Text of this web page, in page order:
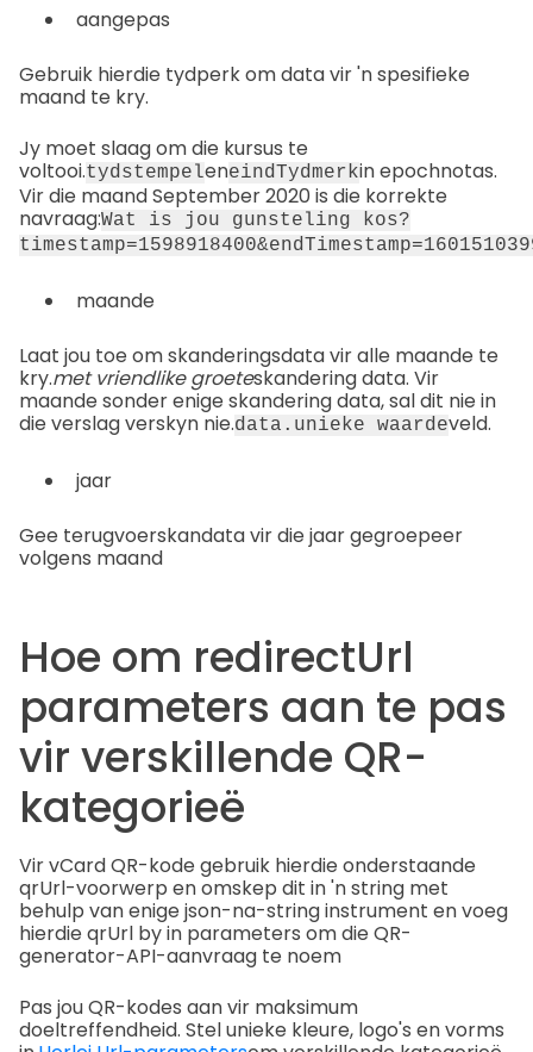
aangepas
Gebruik hierdie tydperk om data vir 'n spesifieke
maand te kry.
Jy moet slaag om die kursus te
voltooi.tydstempeleneindTydmerkin epochnotas.
Vir die maand September 2020 is die korrekte
navraag:Wat is jou gunsteling kos?
maande
Laat jou toe om skanderingsdata vir alle maande te
kry.met vriendlike groeteskandering data. Vir
maande sonder enige skandering data, sal dit nie in
die verslag verskyn nie.data.unieke waardeveld.
jaar
Gee terugvoerskandata vir die jaar gegroepeer
volgens maand
Hoe om redirectUrl
parameters aan te pas
vir verskillende QR-
kategorieë
Vir vCard QR-kode gebruik hierdie onderstaande
qrUrl-voorwerp en omskep dit in 'n string met
behulp van enige json-na-string instrument en voeg
hierdie qrUrl by in parameters om die QR-
generator-API-aanvraag te noem
Pas jou QR-kodes aan vir maksimum
doeltreffendheid. Stel unieke kleure, logo's en vorms